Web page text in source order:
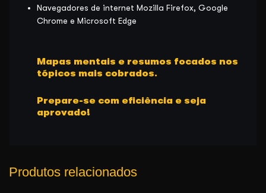
Navegadores de internet Mozilla Firefox, Google
Chrome e Microsoft Edge
Mapas mentais e resumos focados nos
tópicos mais cobrados.
Prepare-se com eficiência e seja
aprovado!
Produtos relacionados